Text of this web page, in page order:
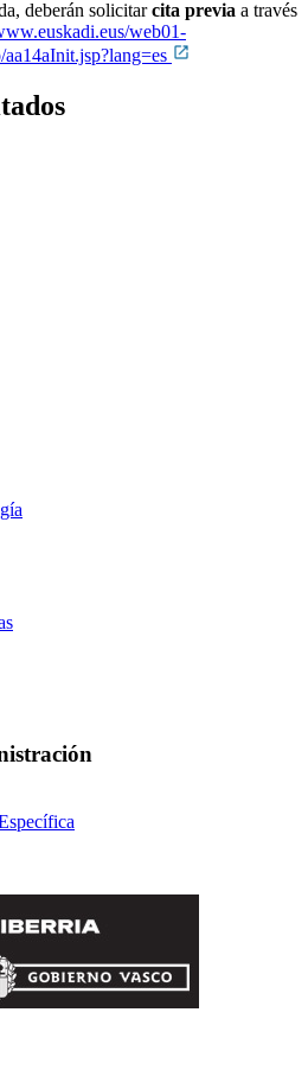
deberán solicitarcita previa a través
web01-